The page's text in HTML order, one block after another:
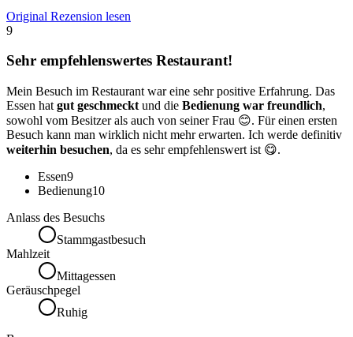
Original Rezension lesen
9
Sehr empfehlenswertes Restaurant!
Mein Besuch im Restaurant war eine sehr positive Erfahrung. Das
Essen hat gut geschmeckt und die Bedienung war freundlich,
sowohl vom Besitzer als auch von seiner Frau 😊. Für einen ersten
Besuch kann man wirklich nicht mehr erwarten. Ich werde definitiv
weiterhin besuchen, da es sehr empfehlenswert ist 😋.
Essen9
Bedienung10
Anlass des Besuchs
Stammgastbesuch
Mahlzeit
Mittagessen
Geräuschpegel
Ruhig